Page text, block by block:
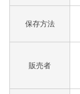
保存方法
販売者